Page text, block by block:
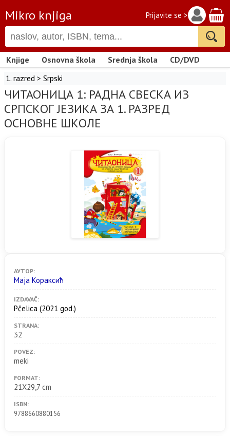
Mikro knjiga Prijavite se >
Knjige Osnovna škola Srednja škola
CD/DVD
1. razred > Srpski
ЧИТАОНИЦА 1: РАДНА СВЕСКА ИЗ
СРПСКОГ ЈЕЗИКА ЗА 1. РАЗРЕД
ОСНОВНЕ ШКОЛЕ
АУТОР:
Маја Кораксић
IZDAVAČ:
Pčelica (2021 god.)
STRANA:
32
POVEZ:
meki
FORMAT:
21X29,7 cm
ISBN:
9788660880156